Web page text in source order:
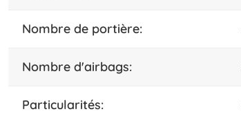
nombre de portière:
nombre d'airbags:
particularités: